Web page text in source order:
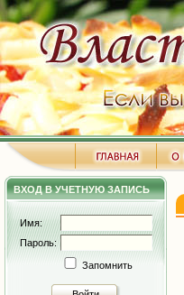
ВХОД В УЧЕТНУЮ ЗАПИСЬ
Имя:
Пароль:
Запомнить